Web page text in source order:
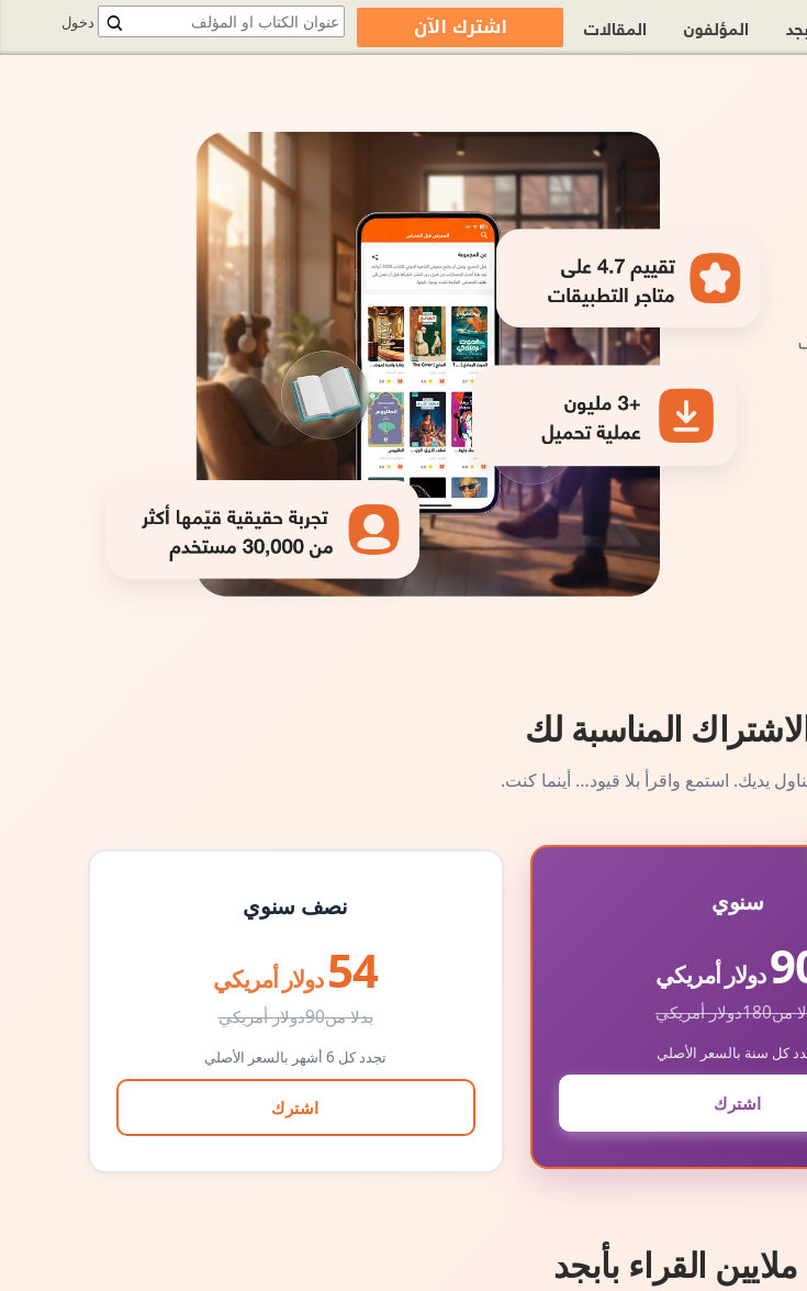
المناسبة لك
يديك. استمع واقرأ بلا قيود… أينما كنت.
سنوي
دولار أمريكي
من180دولار أمريكي
كل سنة بالسعر الأصلي
اشترك
نصف سنوي
54 دولار أمريكي
بدلا من90دولار أمريكي
تجدد كل 6 أشهر بالسعر الأصلي
اشترك
القراء بأبجد
دخول المؤلفون المقالات اشترك الآن